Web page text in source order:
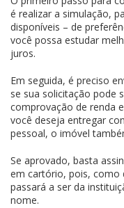
é realizar a simulação,
disponíveis – de
você possa estudar
juros.
Em seguida, é preciso
se sua solicitação pode
comprovação de renda
você deseja entregar
pessoal, o imóvel
Se aprovado, basta
em cartório, pois,
passará a ser da
nome.